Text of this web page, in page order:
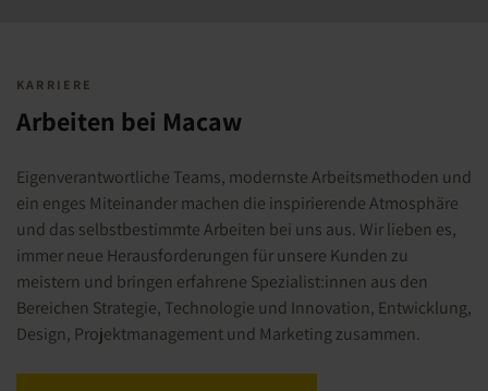
KARRIERE
Arbeiten bei Macaw
Eigenverantwortliche Teams, modernste Arbeitsmethoden und
ein enges Miteinander machen die inspirierende Atmosphäre
und das selbstbestimmte Arbeiten bei uns aus. Wir lieben es,
immer neue Herausforderungen für unsere Kunden zu
meistern und bringen erfahrene Spezialist:innen aus den
Bereichen Strategie, Technologie und Innovation, Entwicklung,
Design, Projektmanagement und Marketing zusammen.